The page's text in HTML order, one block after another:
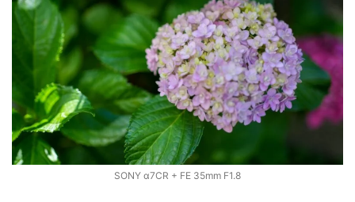
SONY α7CR + FE 35mm F1.8